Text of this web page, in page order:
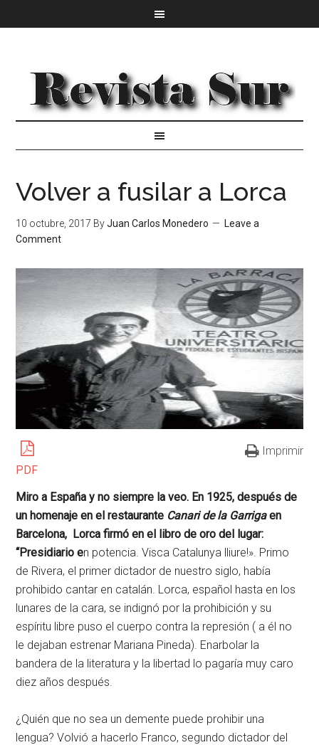
Volver a fusilar a Lorca
10 octubre, 2017 ByJuan Carlos Monedero
Leave a
Comment
PDF
Imprimir
Miro a España y no siempre la veo. En 1925, después de
un homenaje en el restaurante Canari de la Garrigaen
Barcelona, Lorca firmó en el libro de oro del lugar:
“Presidiario en potencia. Visca Catalunya lliure!». Primo
de Rivera, el primer dictador de nuestro siglo, había
prohibido cantar en catalán. Lorca, español hasta en los
lunares de la cara, se indignó por la prohibición y su
espíritu libre puso el cuerpo contra la represión ( a él no
le dejaban estrenar Mariana Pineda). Enarbolar la
bandera de la literatura y la libertad lo pagaría muy caro
diez años después.
¿Quién que no sea un demente puede prohibir una
lengua? Volvió a hacerlo Franco, segundo dictador del